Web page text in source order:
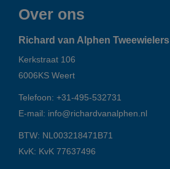
Over ons
Richard van Alphen Tweewielers
Kerkstraat 106
6006KS Weert
Telefoon: +31-495-532731
E-mail: info@richardvanalphen.nl
BTW: NL003218471B71
KvK: KvK 77637496